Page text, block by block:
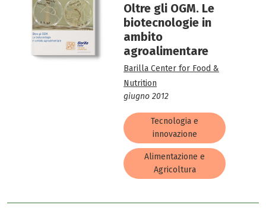
Oltre gli OGM. Le
biotecnologie in
ambito
agroalimentare
Barilla Center for Food &
Nutrition
giugno 2012
Tecnologia e
innovazione
Alimentazione e
Agricoltura